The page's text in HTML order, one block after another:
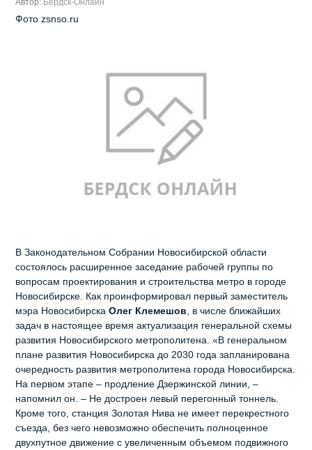
Автор: Бердск-Онлайн
Фото zsnso.ru
В Законодательном Собрании Новосибирской области
состоялось расширенное заседание рабочей группы по
вопросам проектирования и строительства метро в городе
Новосибирске. Как проинформировал первый заместитель
мэра НовосибирскаОлег Клемешов , в числе ближайших
задач в настоящее время актуализация генеральной схемы
развития Новосибирского метрополитена. «В генеральном
плане развития Новосибирска до 2030 года запланирована
очередность развития метрополитена города Новосибирска.
На первом этапе – продление Дзержинской линии, –
напомнил он. – Не достроен левый перегонный тоннель.
Кроме того, станция Золотая Нива не имеет перекрестного
съезда, без чего невозможно обеспечить полноценное
двухпутное движение с увеличенным объемом подвижного